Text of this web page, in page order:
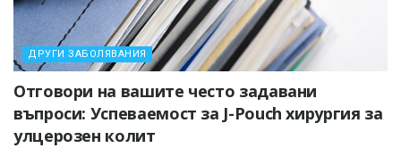
ДРУГИ ЗАБОЛЯВАНИЯ
Отговори на вашите често задавани
въпроси: Успеваемост за J-Pouch хирургия за
улцерозен колит